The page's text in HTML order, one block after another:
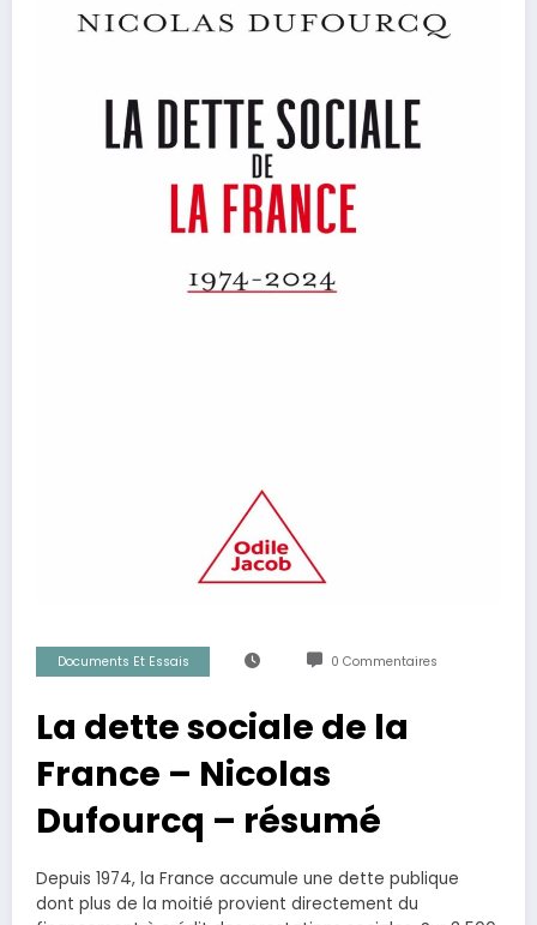
Documents Et Essais 0 Commentaires
La dette sociale de la
France – Nicolas
Dufourcq – résumé
Depuis 1974, la France accumule une dette publique
dont plus de la moitié provient directement du